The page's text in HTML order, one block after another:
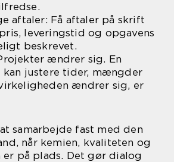
aftaler: Få aftaler på skrift
leveringstid og opgavens
beskrevet.
ændrer sig. En
kan justere tider, mængder
ændrer sig, er
samarbejde fast med den
når kemien, kvaliteten og
på plads. Det gør dialog